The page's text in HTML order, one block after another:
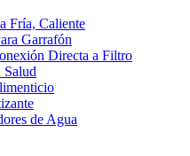
Fría, Caliente
Garrafón
Directa a Filtro
Salud
de Agua